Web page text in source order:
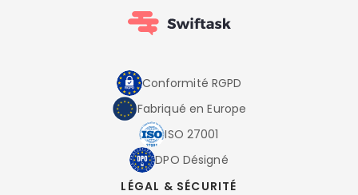
Conformité RGPD
Fabriqué en Europe
ISO 27001
DPO Désigné
LÉGAL & SÉCURITÉ